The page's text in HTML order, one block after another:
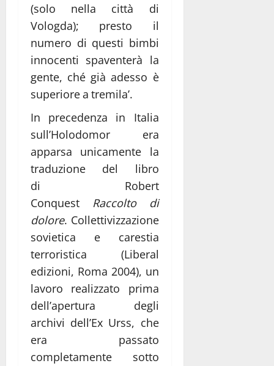
(solo nella città di
Vologda); presto il
numero di questi bimbi
innocenti spaventerà la
gente, ché già adesso è
superiore a tremila’.
In precedenza in Italia
sull’Holodomor era
apparsa unicamente la
traduzione del libro
di Robert
Conquest Raccolto di
dolore. Collettivizzazione
sovietica e carestia
terroristica (Liberal
edizioni, Roma 2004), un
lavoro realizzato prima
dell’apertura degli
archivi dell’Ex Urss, che
era passato
completamente sotto